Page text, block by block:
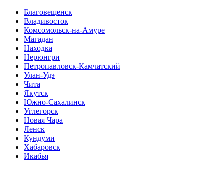
Благовещенск
Владивосток
Комсомольск-на-Амуре
Магадан
Находка
Нерюнгри
Петропавловск-Камчатский
Улан-Удэ
Чита
Якутск
Южно-Сахалинск
Углегорск
Новая Чара
Ленск
Кундуми
Хабаровск
Икабья